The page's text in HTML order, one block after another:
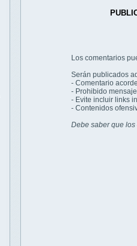
Los comentarios
Serán publicados
- Comentario
- Prohibido
- Evite incluir links
- Contenidos
Debe saber que